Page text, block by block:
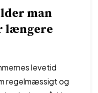
man
længere
levetid
regelmæssigt og